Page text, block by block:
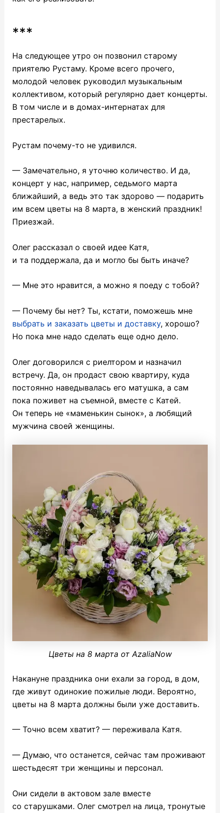
***
На следующее утро он позвонил старому
приятелю Рустаму. Кроме всего прочего,
молодой человек руководил музыкальным
коллективом, который регулярно дает концерты.
В том числе и в домах-интернатах для
престарелых.
Рустам почему-то не удивился.
— Замечательно, я уточню количество. И да,
концерт у нас, например, седьмого марта
ближайший, а ведь это так здорово — подарить
им всем цветы на 8 марта, в женский праздник!
Приезжай.
Олег рассказал о своей идее Катя,
и та поддержала, да и могло бы быть иначе?
— Мне это нравится, а можно я поеду с тобой?
— Почему бы нет? Ты, кстати, поможешь мне
выбрать и заказать цветы и доставку, хорошо?
Но пока мне надо сделать еще одно дело.
Олег договорился с риелтором и назначил
встречу. Да, он продаст свою квартиру, куда
постоянно наведывалась его матушка, а сам
пока поживет на съемной, вместе с Катей.
Он теперь не «маменькин сынок», а любящий
мужчина своей женщины.
Цветы на 8 марта от AzaliaNow
Накануне праздника они ехали за город, в дом,
где живут одинокие пожилые люди. Вероятно,
цветы на 8 марта должны были уже доставить.
— Точно всем хватит? — переживала Катя.
— Думаю, что останется, сейчас там проживают
шестьдесят три женщины и персонал.
Они сидели в актовом зале вместе
со старушками. Олег смотрел на лица, тронутые